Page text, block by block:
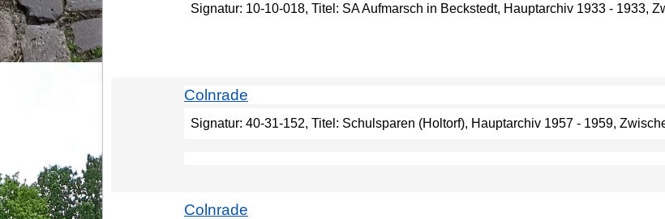
Signatur: 10-10-018, Titel: SA Aufmarsch in Beckstedt, Hauptarchiv 1933 - 1933,
Colnrade
Signatur: 40-31-152, Titel: Schulsparen (Holtorf), Hauptarchiv 1957 - 1959,
Colnrade